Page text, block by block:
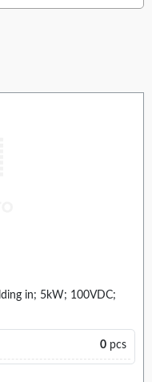
in; 5kW; 100VDC;
0 pcs